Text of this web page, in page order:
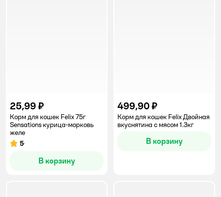
25,99 ₽
Корм для кошек Felix 75г
Sensations курица-морковь
желе
Рейтинг:
5
В корзину
499,90 ₽
Корм для кошек Felix Двойная
вкуснятина с мясом 1.3кг
В корзину